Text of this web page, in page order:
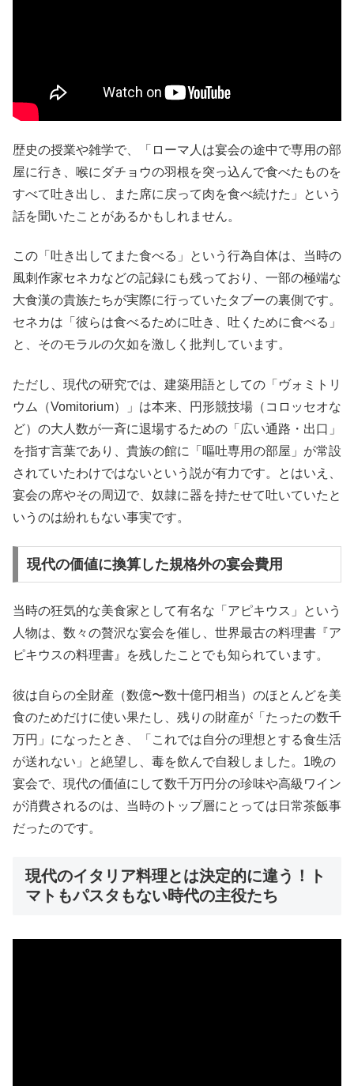
歴史の授業や雑学で、「ローマ人は宴会の途中で専用の部
屋に行き、喉にダチョウの羽根を突っ込んで食べたものを
すべて吐き出し、また席に戻って肉を食べ続けた」という
話を聞いたことがあるかもしれません。
この「吐き出してまた食べる」という行為自体は、当時の
風刺作家セネカなどの記録にも残っており、一部の極端な
大食漢の貴族たちが実際に行っていたタブーの裏側です。
セネカは「彼らは食べるために吐き、吐くために食べる」
と、そのモラルの欠如を激しく批判しています。
ただし、現代の研究では、建築用語としての「ヴォミトリ
ウム（Vomitorium）」は本来、円形競技場（コロッセオな
ど）の大人数が一斉に退場するための「広い通路・出口」
を指す言葉であり、貴族の館に「嘔吐専用の部屋」が常設
されていたわけではないという説が有力です。とはいえ、
宴会の席やその周辺で、奴隷に器を持たせて吐いていたと
いうのは紛れもない事実です。
現代の価値に換算した規格外の宴会費用
当時の狂気的な美食家として有名な「アピキウス」という
人物は、数々の贅沢な宴会を催し、世界最古の料理書『ア
ピキウスの料理書』を残したことでも知られています。
彼は自らの全財産（数億〜数十億円相当）のほとんどを美
食のためだけに使い果たし、残りの財産が「たったの数千
万円」になったとき、「これでは自分の理想とする食生活
が送れない」と絶望し、毒を飲んで自殺しました。1晩の
宴会で、現代の価値にして数千万円分の珍味や高級ワイン
が消費されるのは、当時のトップ層にとっては日常茶飯事
だったのです。
現代のイタリア料理とは決定的に違う！ト
マトもパスタもない時代の主役たち